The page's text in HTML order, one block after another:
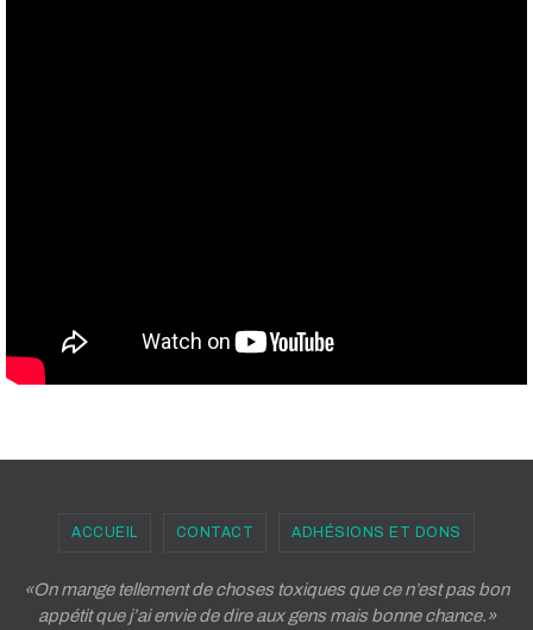
ACCUEIL CONTACT ADHÉSIONS ET DONS
«On mange tellement de choses toxiques que ce n’est pas bon
appétit que j’ai envie de dire aux gens mais bonne chance.»